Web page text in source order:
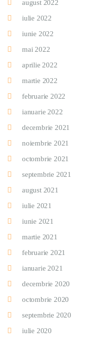
august 2022
iulie 2022
iunie 2022
mai 2022
aprilie 2022
martie 2022
februarie 2022
ianuarie 2022
decembrie 2021
noiembrie 2021
octombrie 2021
septembrie 2021
august 2021
iulie 2021
iunie 2021
martie 2021
februarie 2021
ianuarie 2021
decembrie 2020
octombrie 2020
septembrie 2020
iulie 2020